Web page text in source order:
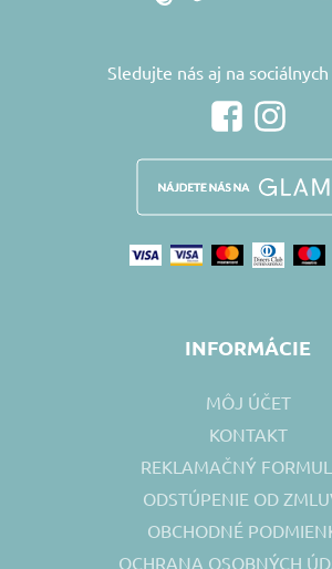
Sledujte nás aj na
INFORMÁCIE
MÔJ ÚČET
KONTAKT
REKLAMAČNÝ
ODSTÚPENIE OD
OBCHODNÉ
OCHRANA OSOBNÝCH